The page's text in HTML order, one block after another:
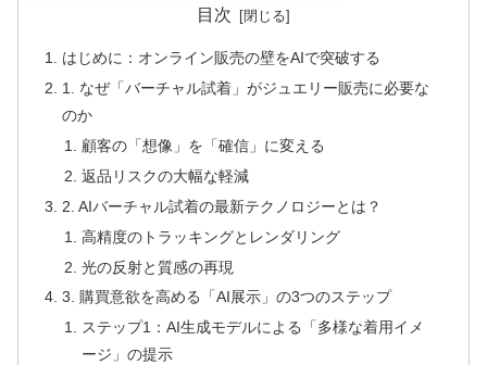
目次
はじめに：オンライン販売の壁をAIで突破する
1. なぜ「バーチャル試着」がジュエリー販売に必要な
のか
顧客の「想像」を「確信」に変える
返品リスクの大幅な軽減
2. AIバーチャル試着の最新テクノロジーとは？
高精度のトラッキングとレンダリング
光の反射と質感の再現
3. 購買意欲を高める「AI展示」の3つのステップ
ステップ1：AI生成モデルによる「多様な着用イメ
ージ」の提示